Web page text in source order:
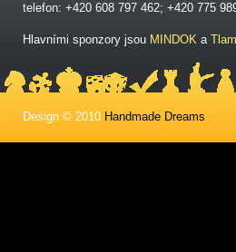
telefon: +420 608 797 462; +420 775
Hlavními sponzory jsou MINDOK a
Design © 2010 Handmade Dreams